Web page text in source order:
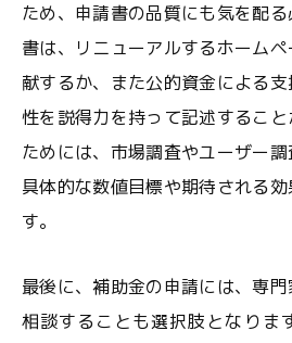
ため、申請書の品質にも気を配
書は、リニューアルするホーム
献するか、また公的資金による
性を説得力を持って記述するこ
ためには、市場調査やユーザー
具体的な数値目標や期待される
す。
最後に、補助金の申請には、専
相談することも選択肢となりま